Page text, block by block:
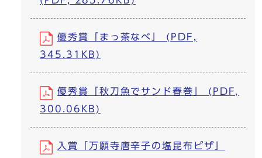
優秀賞「まっ茶なべ」 (PDF,
345.31KB)
優秀賞「秋刀魚でサンド春巻」 (PDF,
300.06KB)
入賞「万願寺唐辛子の塩昆布ピザ」